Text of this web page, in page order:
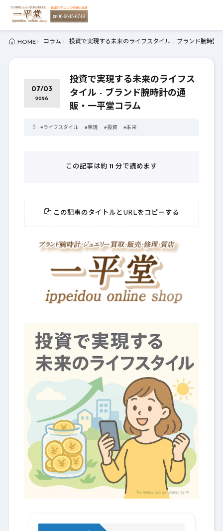
HOME コラム 投資で実現する未来のライフスタイル - ブランド腕時計
07/03
2026
投資で実現する未来のライフス
タイル - ブランド腕時計の通
販・一平堂コラム
#ライフスタイル #実現 #投資 #未来
この記事は約 11 分で読めます
この記事のタイトルとURLをコピーする